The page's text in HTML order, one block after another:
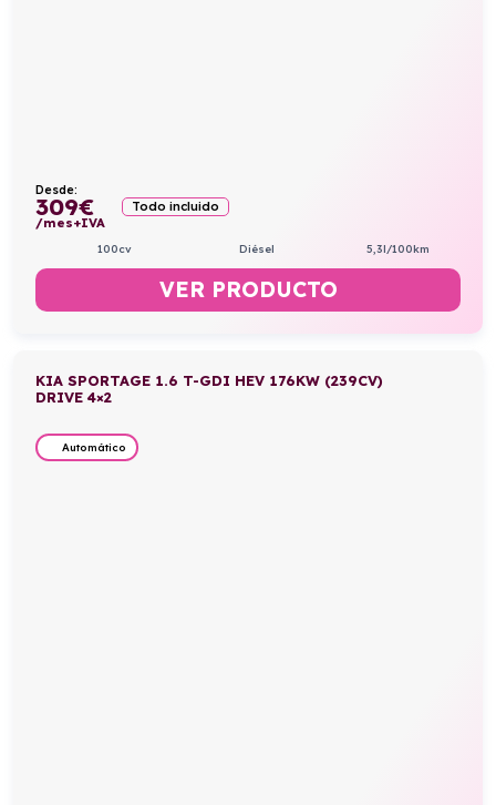
Desde:
309€
/mes+IVA
Todo incluido
100cv Diésel 5,3l/100km
VER PRODUCTO
KIA SPORTAGE 1.6 T-GDI HEV 176KW (239CV)
DRIVE 4×2
Automático